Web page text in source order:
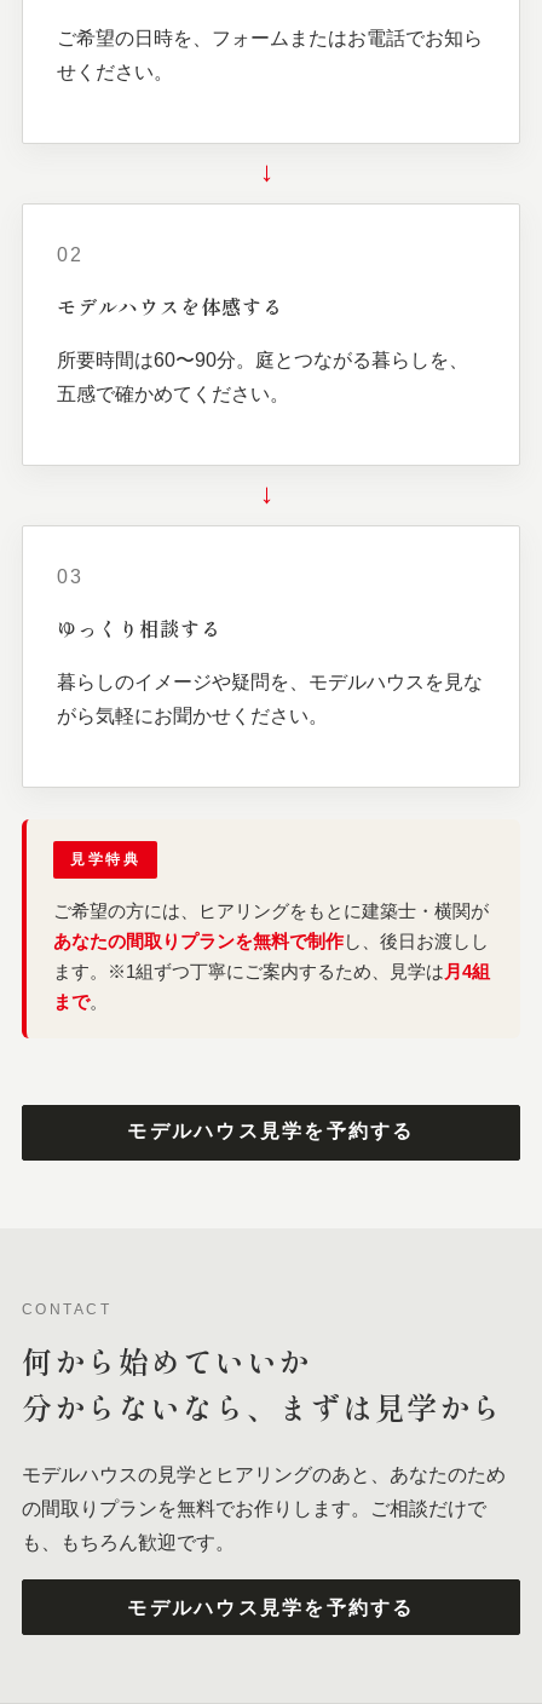
ご希望の日時を、フォームまたはお電話でお知ら
せください。
→
02
モデルハウスを体感する
所要時間は60〜90分。庭とつながる暮らしを、
五感で確かめてください。
→
03
ゆっくり相談する
暮らしのイメージや疑問を、モデルハウスを見な
がら気軽にお聞かせください。
見学特典
ご希望の方には、ヒアリングをもとに建築士・横関が
あなたの間取りプランを無料で制作し、後日お渡しし
ます。※1組ずつ丁寧にご案内するため、見学は 月4組
まで。
モデルハウス見学を予約する
CONTACT
何から 始めていいか
分からないなら、
まずは 見学から
モデルハウスの見学とヒアリングのあと、あなたのため
の間取りプランを無料でお作りします。ご相談だけで
も、もちろん歓迎です。
モデルハウス見学を予約する